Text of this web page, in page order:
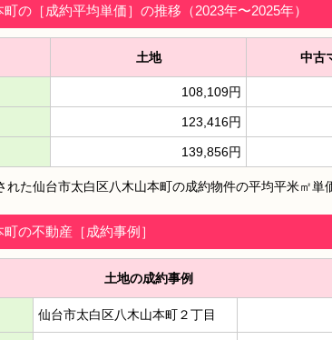
の［成約平均単価］の推移（2023年〜2025年）
土地 中古
108,109円
123,416円
139,856円
た仙台市太白区八木山本町の成約物件の平均平米㎡単
の不動産［成約事例］
土地の成約事例
仙台市太白区八木山本町２丁目